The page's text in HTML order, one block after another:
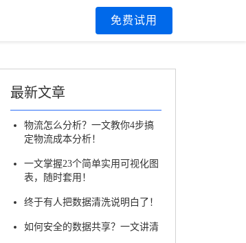
免费试用
最新文章
物流怎么分析？一文教你4步搞
定物流成本分析！
一文掌握23个简单实用可视化图
表，随时套用！
终于有人把数据清洗说明白了！
如何安全的数据共享？一文讲清